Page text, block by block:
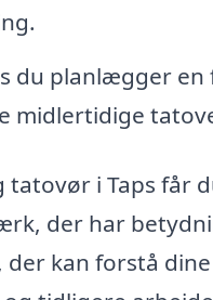
du planlægger en
midlertidige
i Taps får
der har
kan forstå